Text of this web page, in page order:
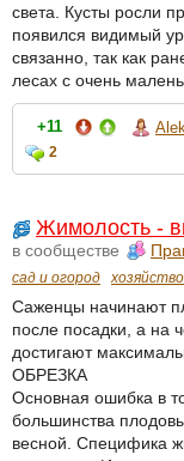
света. Кусты росли
появился видимый
связанно, так как
лесах с очень
+11
2
Жимолость -
в сообществе
сад и огород
Саженцы начинают
после посадки, а на
достигают
ОБРЕЗКА
Основная ошибка в
большинства
весной. Специфика